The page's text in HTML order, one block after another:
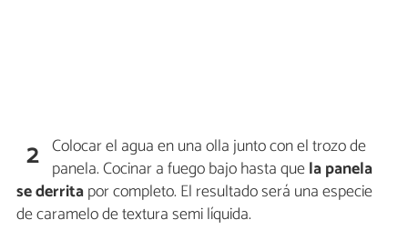
2 Colocar el agua en una olla junto con el trozo de
panela. Cocinar a fuego bajo hasta quela panela
se derritapor completo. El resultado será una especie
de caramelo de textura semi líquida.